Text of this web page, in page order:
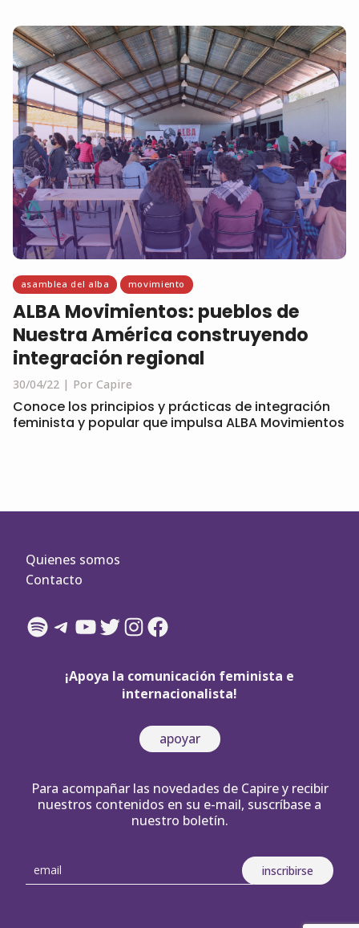
asamblea del alba movimiento
ALBA Movimientos: pueblos de
Nuestra América construyendo
integración regional
30/04/22 Por Capire
Conoce los principios y prácticas de integración
feminista y popular que impulsa ALBA Movimientos
Quienes somos
Contacto
Spotify
Telegram
YouTube
Twitter
Instagram
Facebook
¡Apoya la comunicación feminista e
internacionalista!
apoyar
Para acompañar las novedades de Capire y recibir
nuestros contenidos en su e-mail, suscríbase a
nuestro boletín.